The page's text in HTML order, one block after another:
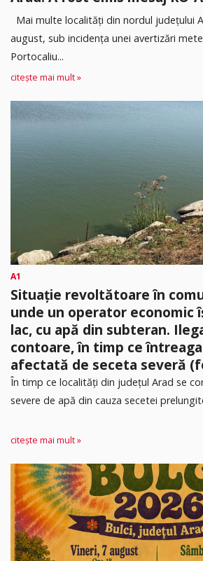
Mai multe localități din nordul județului
august, sub incidența unei avertizări
Portocaliu...
citește mai mult »
A1
Situație revoltătoare în
unde un operator economic
lac, cu apă din subteran.
contoare, în timp ce
afectată de seceta severă
În timp ce localități din județul Arad se
severe de apă din cauza secetei
citește mai mult »